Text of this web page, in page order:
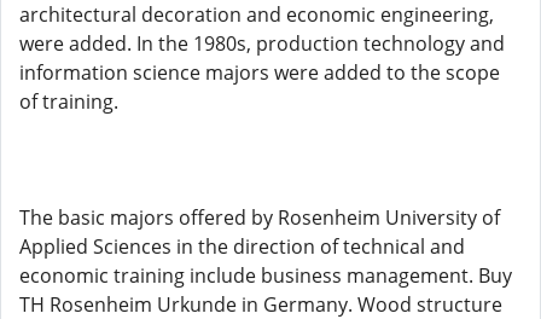
architectural decoration and economic engineering,
were added. In the 1980s, production technology and
information science majors were added to the scope
of training.
The basic majors offered by Rosenheim University of
Applied Sciences in the direction of technical and
economic training include business management. Buy
TH Rosenheim Urkunde in Germany. Wood structure